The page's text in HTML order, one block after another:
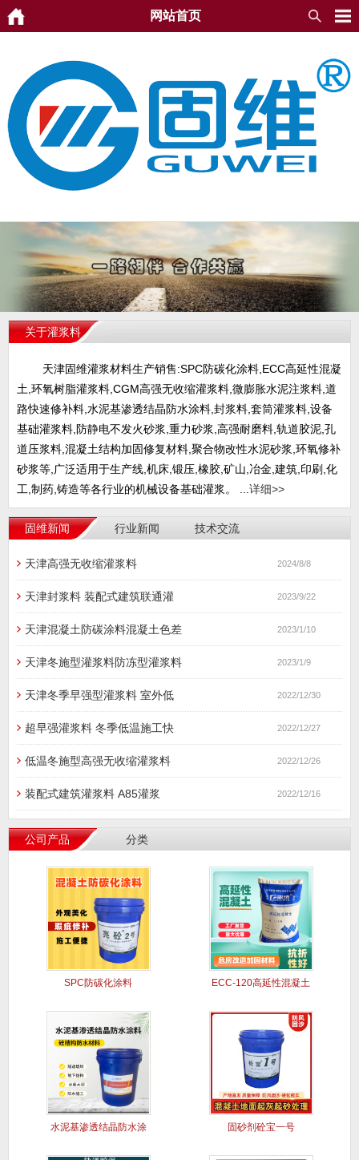
网站首页
关于灌浆料
天津固维灌浆材料生产销售:SPC防碳化涂料,ECC高延性混凝
土,环氧树脂灌浆料,CGM高强无收缩灌浆料,微膨胀水泥注浆料,道
路快速修补料,水泥基渗透结晶防水涂料,封浆料,套筒灌浆料,设备
基础灌浆料,防静电不发火砂浆,重力砂浆,高强耐磨料,轨道胶泥,孔
道压浆料,混凝土结构加固修复材料,聚合物改性水泥砂浆,环氧修补
砂浆等,广泛适用于生产线,机床,锻压,橡胶,矿山,冶金,建筑,印刷,化
工,制药,铸造等各行业的机械设备基础灌浆。 ... 详细>>
固维新闻 行业新闻 技术交流
天津高强无收缩灌浆料 2024/8/8
天津封浆料 装配式建筑联通灌 2023/9/22
天津混凝土防碳涂料混凝土色差 2023/1/10
天津冬施型灌浆料防冻型灌浆料 2023/1/9
天津冬季早强型灌浆料 室外低 2022/12/30
超早强灌浆料 冬季低温施工快 2022/12/27
低温冬施型高强无收缩灌浆料 2022/12/26
装配式建筑灌浆料 A85灌浆 2022/12/16
公司产品 分类
SPC防碳化涂料 ECC-120高延性混凝土
水泥基渗透结晶防水涂 固砂剂砼宝一号